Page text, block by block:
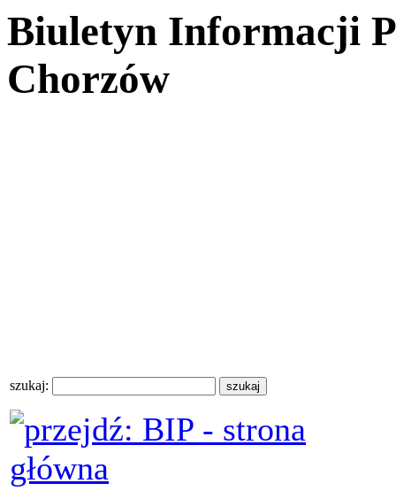
Biuletyn Informacji
Chorzów
szukaj: